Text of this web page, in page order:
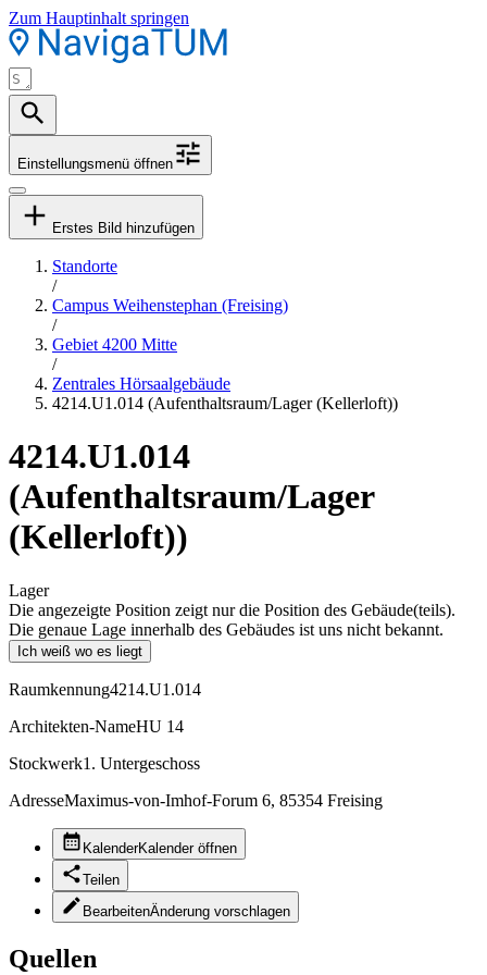
Zum Hauptinhalt springen
Einstellungsmenü öffnen
Erstes Bild hinzufügen
Standorte
/
Campus Weihenstephan (Freising)
/
Gebiet 4200 Mitte
/
Zentrales Hörsaalgebäude
4214.U1.014 (Aufenthaltsraum/Lager (Kellerloft))
4214.U1.014
(Aufenthaltsraum/Lager
(Kellerloft))
Lager
Die angezeigte Position zeigt nur die Position des Gebäude(teils).
Die genaue Lage innerhalb des Gebäudes ist uns nicht bekannt.
Ich weiß wo es liegt
Raumkennung4214.U1.014
Architekten-NameHU 14
Stockwerk1. Untergeschoss
AdresseMaximus-von-Imhof-Forum 6, 85354 Freising
KalenderKalender öffnen
Teilen
BearbeitenÄnderung vorschlagen
Quellen